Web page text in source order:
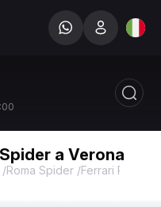
a Verona
/Roma Spider /Ferrari Roma